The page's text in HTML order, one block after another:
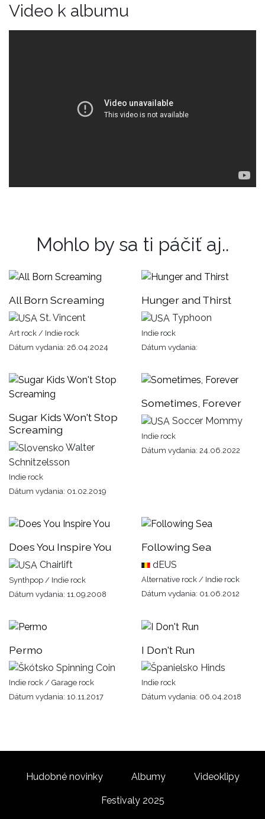
Video k albumu
Mohlo by sa ti páčiť aj..
All Born Screaming
St. Vincent
Art rock / Indie rock
Dátum vydania: 26.04.2024
Hunger and Thirst
Typhoon
Indie rock
Dátum vydania:
Sugar Kids Won't Stop
Screaming
Walter
Schnitzelsson
Indie rock
Dátum vydania: 01.02.2019
Sometimes, Forever
Soccer Mommy
Indie rock
Dátum vydania: 24.06.2022
Does You Inspire You
Chairlift
Synthpop / Indie rock
Dátum vydania: 11.09.2008
Following Sea
dEUS
Alternative rock / Indie rock
Dátum vydania: 01.06.2012
Permo
Spinning Coin
Indie rock / Garage rock
Dátum vydania: 10.11.2017
I Don't Run
Hinds
Indie rock
Dátum vydania: 06.04.2018
Hudobné novinky Albumy Videoklipy
Festivaly 2025